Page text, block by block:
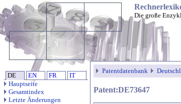
Die große
DE EN FR
IT
Hauptseite
Gesamtindex
Letzte Änderungen
Patentdatenbank
Patent:DE73647